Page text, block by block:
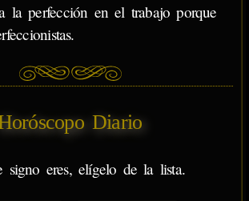
la perfección en el trabajo porque
Diario
signo eres, elígelo de la lista.